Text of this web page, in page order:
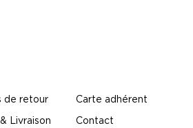
de retour
Livraison
Carte adhérent
Contact